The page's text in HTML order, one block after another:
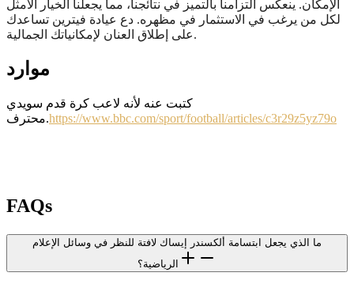
الإمكان. ينعكس التزامنا بالتميز في نتائجنا، مما يجعلنا الخيار الأمثل
لكل من يرغب في الاستثمار في مظهره. دع عيادة فيترين تساعدك
على إطلاق العنان لإمكانياتك الجمالية.
موارد
كتبت عنه لأنه لاعب كرة قدم سويدي
محترف.https://www.bbc.com/sport/football/articles/c3r29z5yz79o
FAQs
ما الذي يجعل ابتسامة ألكسندر إيساك لافتة للنظر في وسائل الإعلام
الرياضية؟